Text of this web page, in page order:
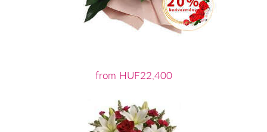
from HUF22,400